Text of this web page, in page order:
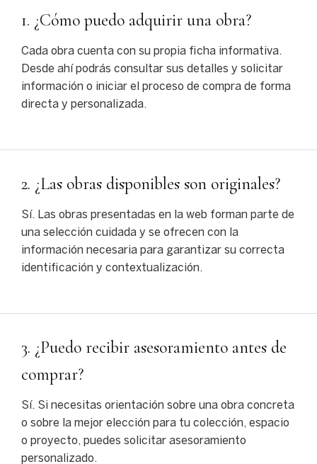
1. ¿Cómo puedo adquirir una obra?
Cada obra cuenta con su propia ficha informativa.
Desde ahí podrás consultar sus detalles y solicitar
información o iniciar el proceso de compra de forma
directa y personalizada.
2. ¿Las obras disponibles son originales?
Sí. Las obras presentadas en la web forman parte de
una selección cuidada y se ofrecen con la
información necesaria para garantizar su correcta
identificación y contextualización.
3. ¿Puedo recibir asesoramiento antes de
comprar?
Sí. Si necesitas orientación sobre una obra concreta
o sobre la mejor elección para tu colección, espacio
o proyecto, puedes solicitar asesoramiento
personalizado.